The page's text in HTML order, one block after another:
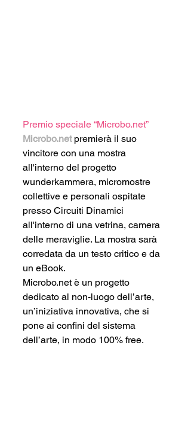
Premio speciale “Microbo.net”
Microbo.net premierà il suo
vincitore con una mostra
all'interno del progetto
wunderkammera, micromostre
collettive e personali ospitate
presso Circuiti Dinamici
all'interno di una vetrina, camera
delle meraviglie. La mostra sarà
corredata da un testo critico e da
un eBook.
Microbo.net è un progetto
dedicato al non-luogo dell’arte,
un’iniziativa innovativa, che si
pone ai confini del sistema
dell’arte, in modo 100% free.